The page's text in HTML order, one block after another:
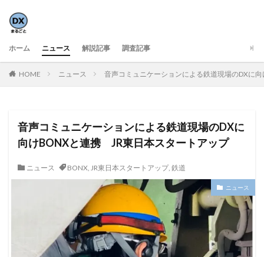
ホーム ニュース 解説記事 調査記事
HOME ニュース 音声コミュニケーションによる鉄道現場のDXに
音声コミュニケーションによる鉄道現場のDXに
向けBONXと連携 JR東日本スタートアップ
ニュース BONX, JR東日本スタートアップ, 鉄道
ニュース